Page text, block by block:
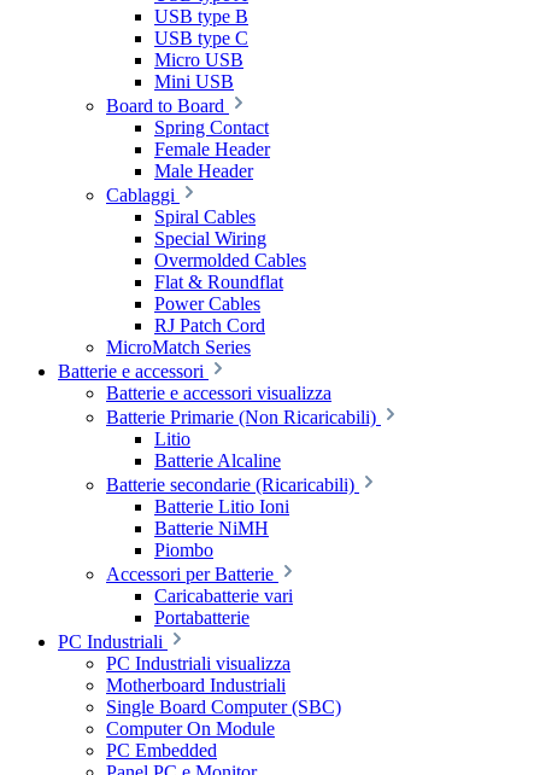
USB type B
USB type C
Micro USB
Mini USB
Board to Board
Spring Contact
Female Header
Male Header
Cablaggi
Spiral Cables
Special Wiring
Overmolded Cables
Flat & Roundflat
Power Cables
RJ Patch Cord
MicroMatch Series
Batterie e accessori
Batterie e accessori visualizza
Batterie Primarie (Non Ricaricabili)
Litio
Batterie Alcaline
Batterie secondarie (Ricaricabili)
Batterie Litio Ioni
Batterie NiMH
Piombo
Accessori per Batterie
Caricabatterie vari
Portabatterie
PC Industriali
PC Industriali visualizza
Motherboard Industriali
Single Board Computer (SBC)
Computer On Module
PC Embedded